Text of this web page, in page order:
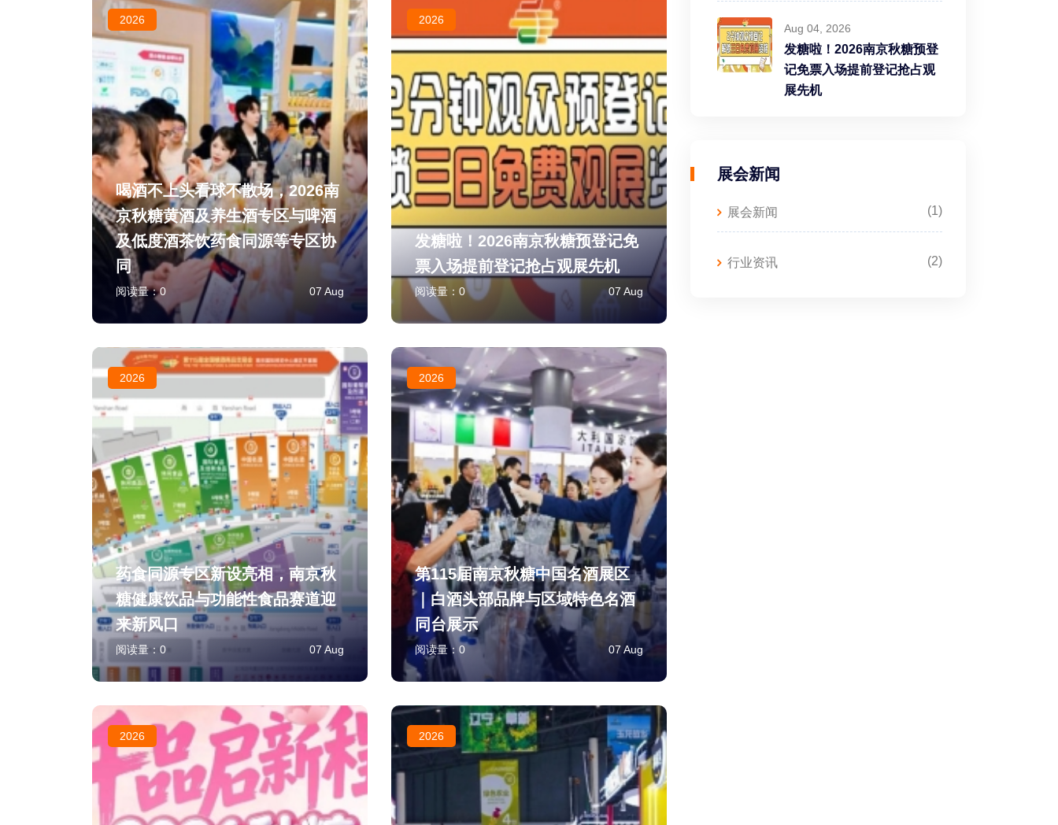
2026
喝酒不上头看球不散场，2026南
京秋糖黄酒及养生酒专区与啤酒
及低度酒茶饮药食同源等专区协
同
阅读量：0 07 Aug
2026
发糖啦！2026南京秋糖预登记免
票入场提前登记抢占观展先机
阅读量： 0 07 Aug
2026
药食同源专区新设亮相，南京秋
糖健康饮品与功能性食品赛道迎
来新风口
阅读量： 0 07 Aug
2026
第115届南京秋糖中国名酒展区
｜白酒头部品牌与区域特色名酒
同台展示
阅读量： 0 07 Aug
2026 2026
Aug 04, 2026
发糖啦！2026南京秋糖预登
记免票入场提前登记抢占观
展先机
展会新闻
展会新闻 (1)
行业资讯 (2)